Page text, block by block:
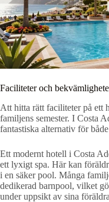
Faciliteter och
Att hitta rätt faciliteter på ett
familjens semester. I Costa
fantastiska alternativ för
Ett modernt hotell i Costa
ett lyxigt spa. Här kan
i en säker pool. Många
dedikerad barnpool, vilket
under uppsikt av sina